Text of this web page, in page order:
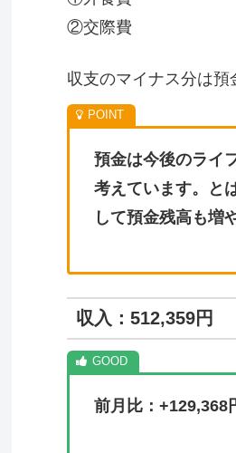
②交際費
収支のマイナス分は預
預金は今後のライ
考えています。と
して預金残高も増
収入：512,359円
前月比：+129,368